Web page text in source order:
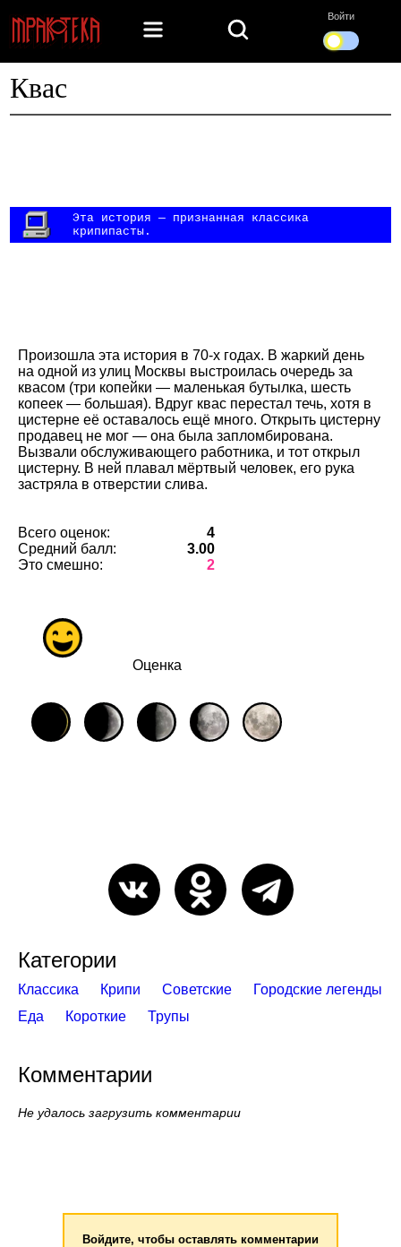
Войти
Квас
Эта история — признанная классика
крипипасты.
Произошла эта история в 70-х годах. В жаркий день
на одной из улиц Москвы выстроилась очередь за
квасом (три копейки — маленькая бутылка, шесть
копеек — большая). Вдруг квас перестал течь, хотя в
цистерне её оставалось ещё много. Открыть цистерну
продавец не мог — она была запломбирована.
Вызвали обслуживающего работника, и тот открыл
цистерну. В ней плавал мёртвый человек, его рука
застряла в отверстии слива.
Всего оценок:
4
Средний балл:
3.00
Это смешно:
2
Оценка
Категории
Классика Крипи Советские
Городские легенды
Еда
Короткие Трупы
Комментарии
Не удалось загрузить комментарии
Войдите, чтобы оставлять комментарии